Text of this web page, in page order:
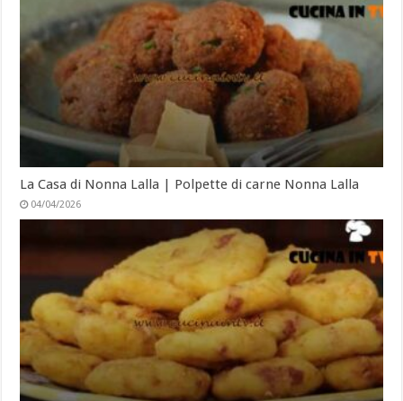
La Casa di Nonna Lalla | Polpette di carne Nonna Lalla
04/04/2026